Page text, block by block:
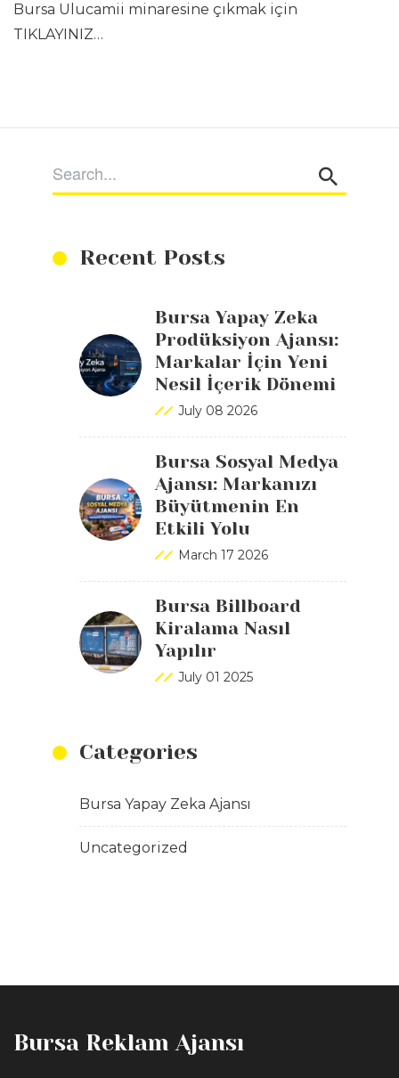
Recent Posts
Bursa Yapay Zeka
Prodüksiyon Ajansı:
Markalar İçin Yeni
Nesil İçerik Dönemi
July 08 2026
Bursa Sosyal Medya
Ajansı: Markanızı
Büyütmenin En
Etkili Yolu
March 17 2026
Bursa Billboard
Kiralama Nasıl
Yapılır
July 01 2025
Categories
Bursa Yapay Zeka Ajansı
Uncategorized
Bursa Ulucamii minaresine çıkmak için
TIKLAYINIZ…
Bursa Reklam Ajansı